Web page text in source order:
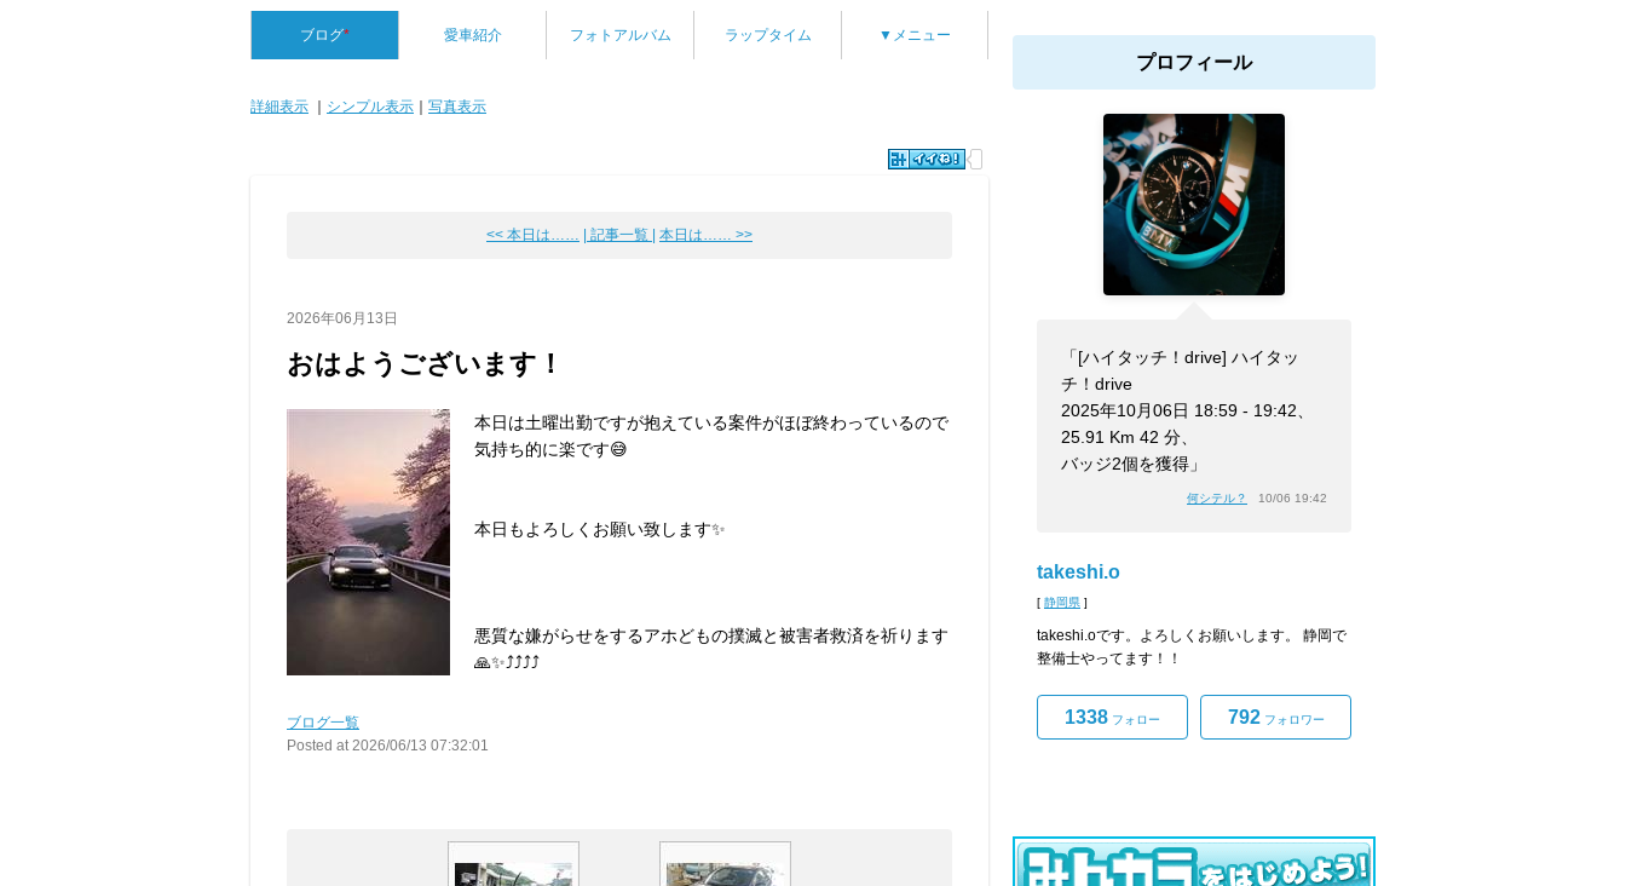
ブログ* 愛車紹介 フォトアルバム ラップタイム ▼メニュー
詳細表示 シンプル表示 写真表示
<< 本日は…… | 記事一覧 | 本日は…… >>
2026年06月13日
おはようございます！
本日は土曜出勤ですが抱えている案件がほぼ終わっているので
気持ち的に楽です😅‪‪
本日もよろしくお願い致します✨
悪質な嫌がらせをするアホどもの撲滅と被害者救済を祈ります
🙏✨⤴︎⤴︎⤴︎⤴︎
ブログ一覧
Posted at 2026/06/13 07:32:01
プロフィール
「[ハイタッチ！drive] ハイタッ
チ！drive
2025年10月06日 18:59 - 19:42、
25.91 Km 42 分、
バッジ2個を獲得」
何シテル？ 10/06 19:42
takeshi.o
[ 静岡県 ]
takeshi.oです。よろしくお願いします。 静岡で
整備士やってます！！
1338 フォロー 792フォロワー